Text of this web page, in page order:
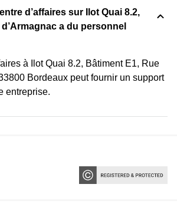
d’affaires sur Ilot Quai 8.2,
a du personnel
à Ilot Quai 8.2, Bâtiment E1, Rue
Bordeaux peut fournir un support
entreprise.